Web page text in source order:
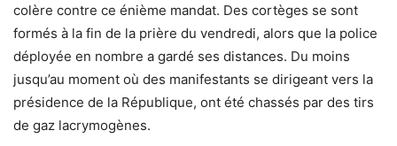
colère contre ce énième mandat. Des cortèges se sont
formés à la fin de la prière du vendredi, alors que la police
déployée en nombre a gardé ses distances. Du moins
jusqu’au moment où des manifestants se dirigeant vers la
présidence de la République, ont été chassés par des tirs
de gaz lacrymogènes.